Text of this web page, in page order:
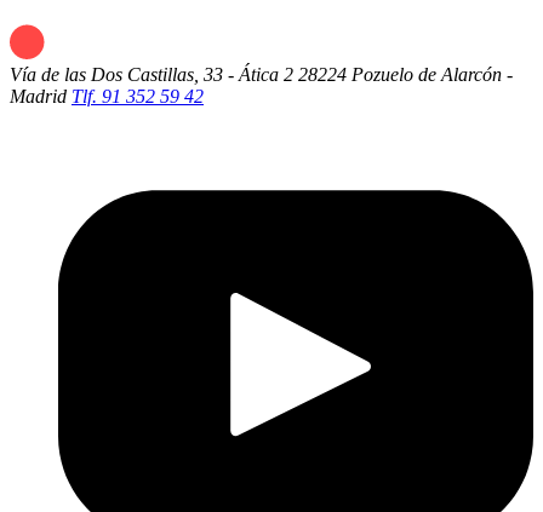
Vía de las Dos Castillas, 33 - Ática 2 28224 Pozuelo de Alarcón -
Madrid Tlf. 91 352 59 42